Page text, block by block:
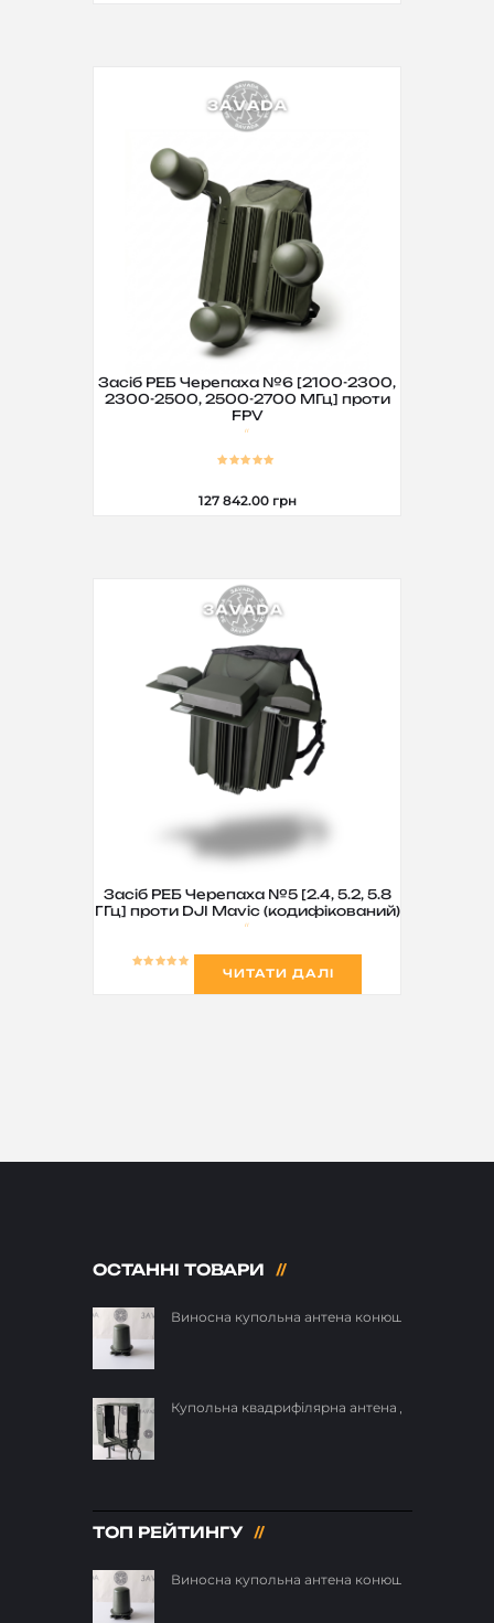
Засіб РЕБ Черепаха №6 [2100-2300,
2300-2500, 2500-2700 МГц] проти
FPV
127 842.00 грн
Засіб РЕБ Черепаха №5 [2.4, 5.2, 5.8
ГГц] проти DJI Mavic (кодифікований)
ЧИТАТИ ДАЛІ
ОСТАННІ ТОВАРИ
Виносна купольна антена конюшина для РЕБ
Купольна квадрифілярна антена для РЕБ 140-
ТОП РЕЙТИНГУ
Виносна купольна антена конюшина для РЕБ